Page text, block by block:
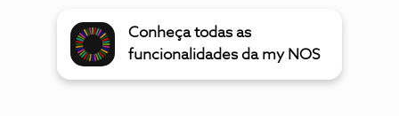
Conheça todas as
funcionalidades da my NOS